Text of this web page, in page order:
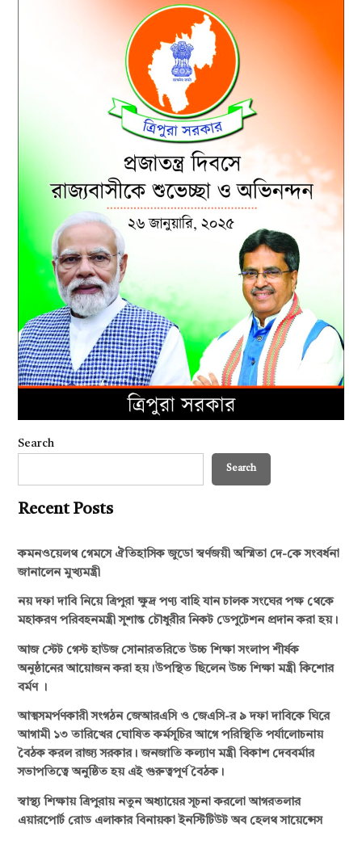
Search
Search
Recent Posts
কমনওয়েলথ গেমসে ঐতিহাসিক জুডো স্বর্ণজয়ী অস্মিতা দে-কে সংবর্ধনা
জানালেন মুখ্যমন্ত্রী
নয় দফা দাবি নিয়ে ত্রিপুরা ক্ষুদ্র পণ্য বাহি যান চালক সংঘের পক্ষ থেকে
মহাকরণ পরিবহনমন্ত্রী সুশান্ত চৌধুরীর নিকট ডেপুটেশন প্রদান করা হয়।
আজ স্টেট গেস্ট হাউজ সোনারতরিতে উচ্চ শিক্ষা সংলাপ শীর্ষক
অনুষ্ঠানের আয়োজন করা হয়।উপস্থিত ছিলেন উচ্চ শিক্ষা মন্ত্রী কিশোর
বর্মণ ।
আত্মসমর্পণকারী সংগঠন জেআরএসি ও জেএসি-র ৯ দফা দাবিকে ঘিরে
আগামী ১৩ তারিখের ঘোষিত কর্মসূচির আগে পরিস্থিতি পর্যালোচনায়
বৈঠক করল রাজ্য সরকার। জনজাতি কল্যাণ মন্ত্রী বিকাশ দেববর্মার
সভাপতিত্বে অনুষ্ঠিত হয় এই গুরুত্বপূর্ণ বৈঠক।
স্বাস্থ্য শিক্ষায় ত্রিপুরায় নতুন অধ্যায়ের সূচনা করলো আগরতলার
এয়ারপোর্ট রোড এলাকার বিনায়কা ইনস্টিটিউট অব হেলথ সায়েন্সেস